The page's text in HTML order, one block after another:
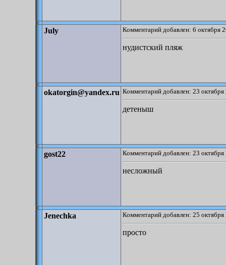
July Комментарий добавлен: 6 октября
нудистский пляж
okatorgin@yandex.ru Комментарий добавлен: 23
детеныш
gost22 Комментарий добавлен: 23
несложный
Jenechka Комментарий добавлен: 25
просто